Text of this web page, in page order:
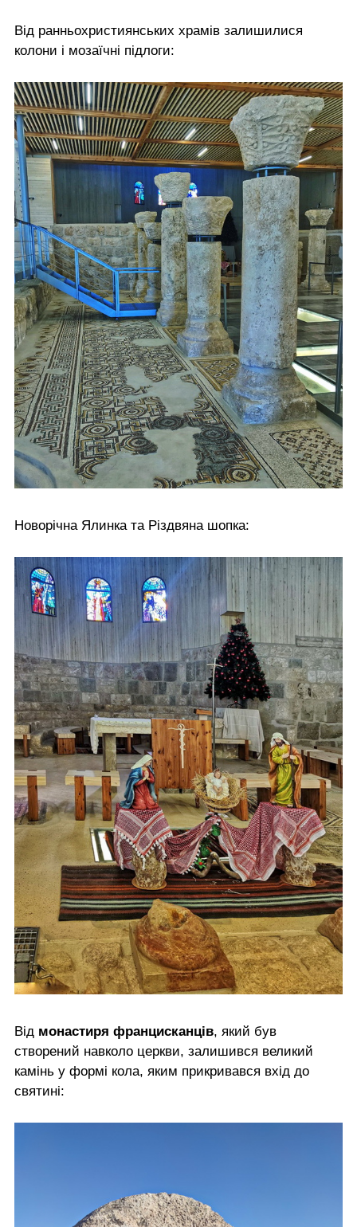
Від ранньохристиянських храмів залишилися
колони і мозаїчні підлоги:
Новорічна Ялинка та Різдвяна шопка:
Від монастиря францисканців, який був
створений навколо церкви, залишився великий
камінь у формі кола, яким прикривався вхід до
святині: